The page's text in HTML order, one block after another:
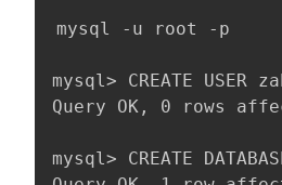
mysql -u root -p
mysql> CREATE USER
Query OK, 0 rows
mysql> CREATE